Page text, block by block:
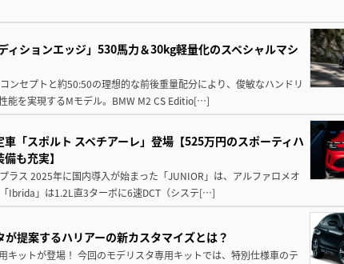
ィションエッジ」530馬力＆30kg軽量化のスペシャルマシ
ンセプトと約50:50の理想的な前後重量配分により、俊敏なハンドリ
能を実現するMモデル。BMW M2 CS Editio[…]
「スポルト スペチアーレ」登場【525万円のスポーティハ
も充実】
ラス 2025年に国内導入が始まった「JUNIOR」は、アルファロメオ
Ibrida」は1.2L直3ターボに6速DCT（システ[…]
提案するハリアーの新カスタマイズとは？
キットが登場！ 今回のモデリスタ専用キットでは、特別仕様車のテ